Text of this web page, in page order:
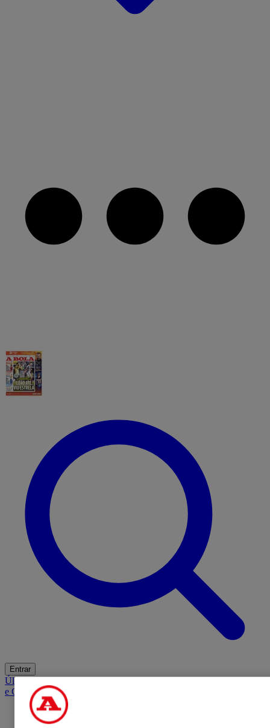
Entrar
ÚltimasMercadoOpiniãoiGaming HubA BOLA SUGEREBarba
e Cabelo